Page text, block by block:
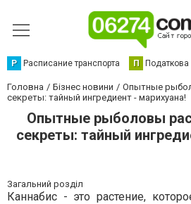
Р Расписание транспорта П
Головна Бізнес новини
Опытные
секреты: тайный ингредиент - марихуана!
Опытные рыболовы
секреты: тайный
Загальний розділ
Каннабис - это растение,